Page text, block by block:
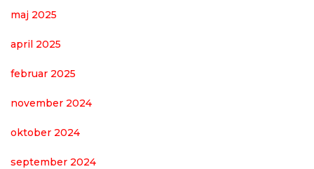
maj 2025
april 2025
februar 2025
november 2024
oktober 2024
september 2024